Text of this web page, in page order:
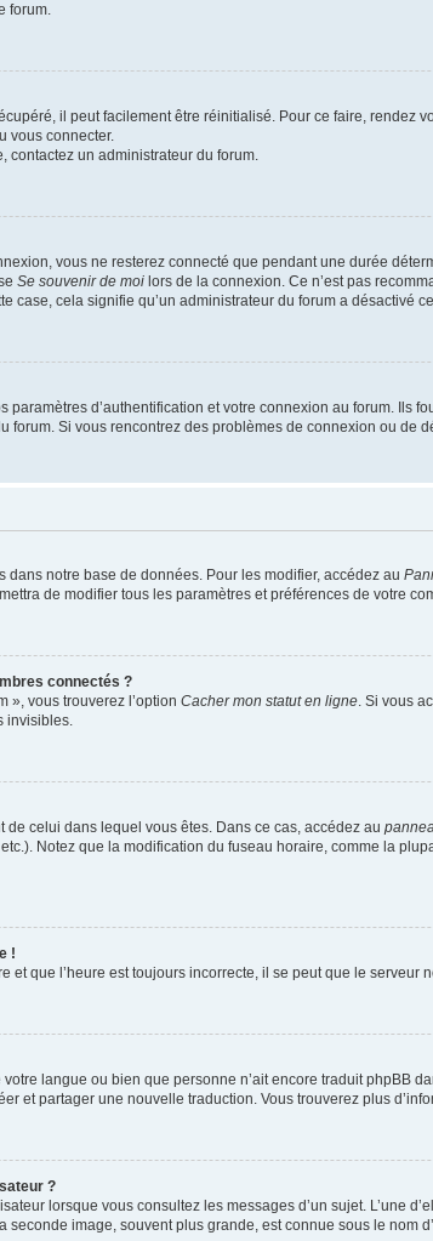
forum.
il peut facilement être réinitialisé. Pour ce faire, rendez
vous connecter.
contactez un administrateur du forum.
vous ne resterez connecté que pendant une durée
Se souvenir de moi lors de la connexion. Ce n’est pas
case, cela signifie qu’un administrateur du forum a désactivé
d’authentification et votre connexion au forum. Ils
forum. Si vous rencontrez des problèmes de connexion ou de
notre base de données. Pour les modifier, accédez au
de modifier tous les paramètres et préférences de votre
connectés ?
», vous trouverez l’option Cacher mon statut en ligne. Si vous
invisibles.
de celui dans lequel vous êtes. Dans ce cas, accédez au
Notez que la modification du fuseau horaire, comme la
!
et que l’heure est toujours incorrecte, il se peut que le serveur
langue ou bien que personne n’ait encore traduit phpBB
et partager une nouvelle traduction. Vous trouverez plus
?
lorsque vous consultez les messages d’un sujet. L’une
image, souvent plus grande, est connue sous le nom